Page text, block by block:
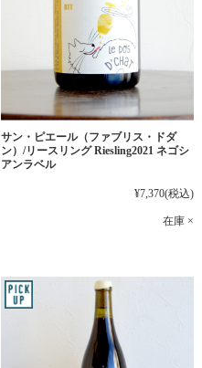
サン・ピエール（ファブリス・ドダ
ン）/リースリング Riesling2021 ネゴシ
アンラベル
¥7,370(税込)
在庫 ×